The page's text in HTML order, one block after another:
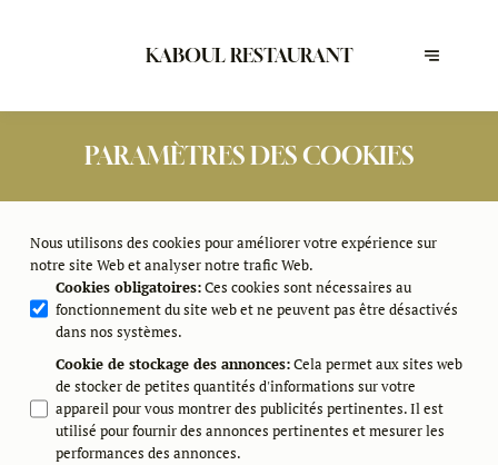
KABOUL RESTAURANT
PARAMÈTRES DES COOKIES
Nous utilisons des cookies pour améliorer votre expérience sur
notre site Web et analyser notre trafic Web.
Cookies obligatoires:Ces cookies sont nécessaires au
fonctionnement du site web et ne peuvent pas être désactivés
dans nos systèmes.
Cookie de stockage des annonces:Cela permet aux sites web
de stocker de petites quantités d'informations sur votre
appareil pour vous montrer des publicités pertinentes. Il est
utilisé pour fournir des annonces pertinentes et mesurer les
performances des annonces.